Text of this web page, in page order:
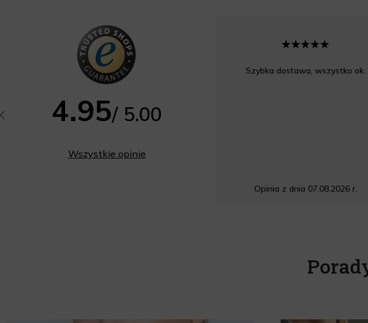
4.95/ 5.00
Wszystkie opinie
Szybka dostawa, wszystko ok.
Opinia z dnia 07.08.2026 r.